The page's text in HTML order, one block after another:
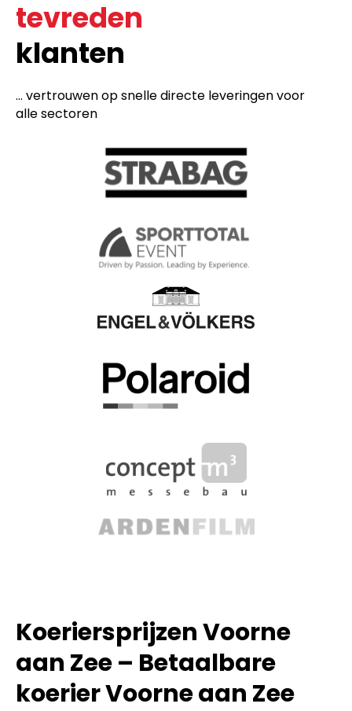
tevreden
klanten
... vertrouwen op snelle directe leveringen voor
alle sectoren
Koeriersprijzen Voorne
aan Zee – Betaalbare
koerier Voorne aan Zee